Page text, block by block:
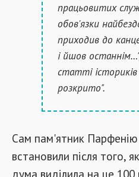
працьовитих
обов'язки
приходив до
і йшов
статті
розкрито".
Сам пам'ятник
встановили після того,
дума виділила на це 100